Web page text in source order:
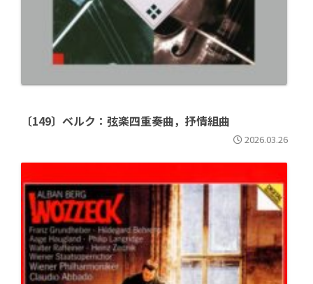
〔149〕ベルク：弦楽四重奏曲，抒情組曲
2026.03.26